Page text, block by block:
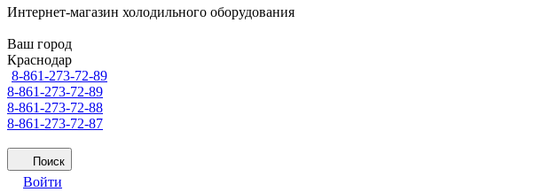
Интернет-магазин холодильного оборудования
Ваш город
Краснодар
8-861-273-72-89
8-861-273-72-89
8-861-273-72-88
8-861-273-72-87
Поиск
Войти